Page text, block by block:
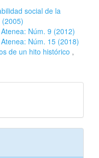
social de la
Atenea: Núm. 9 (2012)
Atenea: Núm. 15 (2018)
de un hito histórico ,